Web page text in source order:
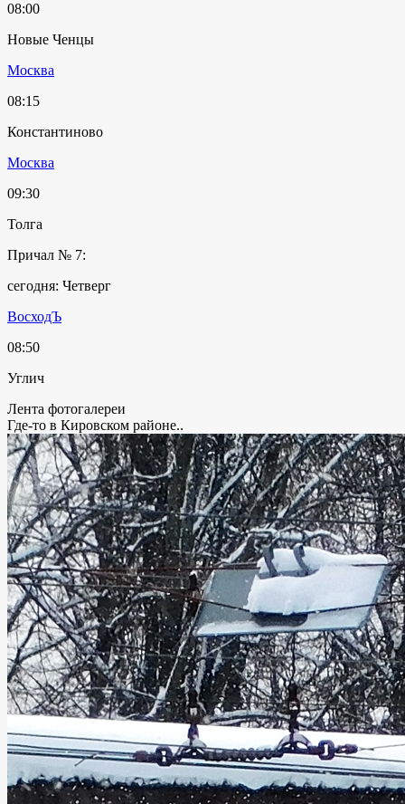
08:00
Новые Ченцы
Москва
08:15
Константиново
Москва
09:30
Толга
Причал № 7:
сегодня: Четверг
ВосходЪ
08:50
Углич
Лента фотогалереи
Где-то в Кировском районе..